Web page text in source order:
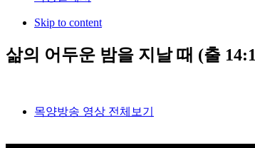
Skip to content
삶의 어두운 밤을 지날 때 (출
목양방송 영상 전체보기